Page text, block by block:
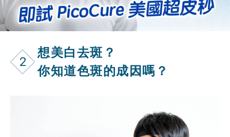
2
想美白去斑？
你知道色斑的成因嗎？